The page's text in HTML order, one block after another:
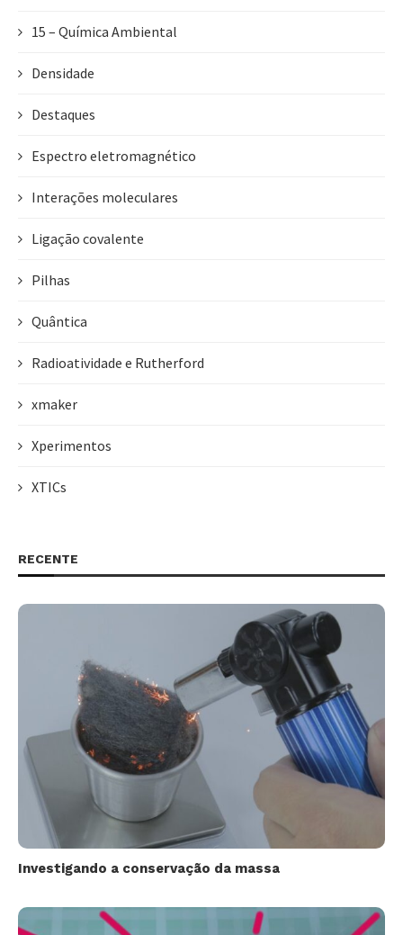
15 – Química Ambiental
Densidade
Destaques
Espectro eletromagnético
Interações moleculares
Ligação covalente
Pilhas
Quântica
Radioatividade e Rutherford
xmaker
Xperimentos
XTICs
RECENTE
Investigando a conservação da massa